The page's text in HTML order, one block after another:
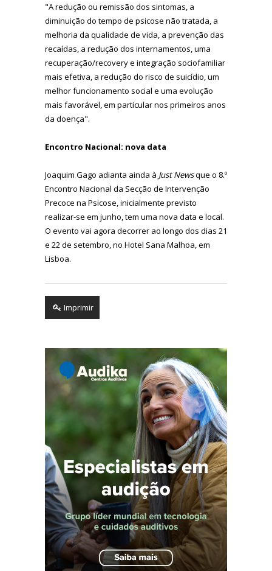
"A redução ou remissão dos sintomas, a
diminuição do tempo de psicose não tratada, a
melhoria da qualidade de vida, a prevenção das
recaídas, a redução dos internamentos, uma
recuperação/recovery e integração sociofamiliar
mais efetiva, a redução do risco de suicídio, um
melhor funcionamento social e uma evolução
mais favorável, em particular nos primeiros anos
da doença".
Encontro Nacional: nova data
Joaquim Gago adianta ainda à Just Newsque o 8.º
Encontro Nacional da Secção de Intervenção
Precoce na Psicose, inicialmente previsto
realizar-se em junho, tem uma nova data e local.
O evento vai agora decorrer ao longo dos dias 21
e 22 de setembro, no Hotel Sana Malhoa, em
Lisboa.
Imprimir